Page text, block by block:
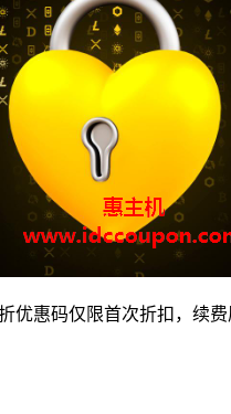
优惠码仅限首次折扣，续